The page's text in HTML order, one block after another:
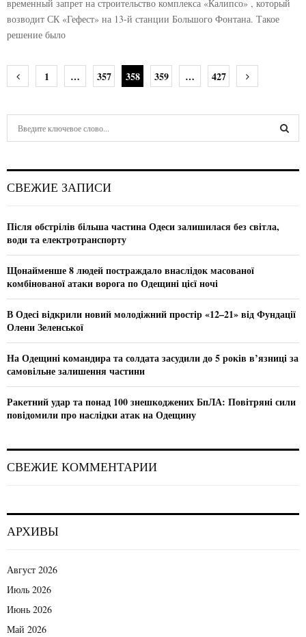
временный запрет на строительство комплекса «Калипсо» , который
возводит СК «Гефест» на 13-й станции Большого Фонтана. Такое
решение было
Н
г
ц
и
я
п
о
з
а
п
и
с
я
1 … 357 358 359 … 427
h
o
r
СВЕЖИЕ ЗАПИСИ
Після обстрілів більша частина Одеси залишилася без світла,
води та електротранспорту
Щонайменше 8 людей постраждало внаслідок масованої
комбінованої атаки ворога по Одещині цієї ночі
В Одесі відкрили новий молодіжний простір «12–21» від Фундації
Олени Зеленської
На Одещині командира та солдата засудили до 5 років в’язниці за
самовільне залишення частини
Ракетний удар та понад 100 знешкоджених БпЛА: Повітряні сили
повідомили про наслідки атак на Одещину
СВЕЖИЕ КОММЕНТАРИИ
АРХИВЫ
Август 2026
Июль 2026
Июнь 2026
Май 2026